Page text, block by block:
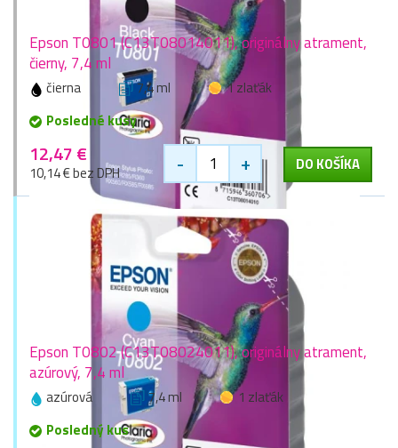
Epson T0801 (C13T08014011), originálny atrament,
čierny, 7,4 ml
čierna 7,4 ml
1 zlaťák
Posledné kusy
12,47 €
10,14 € bez DPH - + DO KOŠÍKA
Epson T0802 (C13T08024011), originálny atrament,
azúrový, 7,4 ml
azúrová 7,4 ml
1 zlaťák
Posledný kus